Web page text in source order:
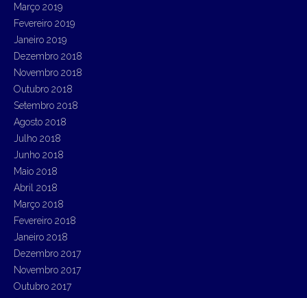
Março 2019
Fevereiro 2019
Janeiro 2019
Dezembro 2018
Novembro 2018
Outubro 2018
Setembro 2018
Agosto 2018
Julho 2018
Junho 2018
Maio 2018
Abril 2018
Março 2018
Fevereiro 2018
Janeiro 2018
Dezembro 2017
Novembro 2017
Outubro 2017